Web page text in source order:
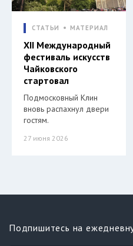
СТАТЬИ МАТЕРИАЛ
XII Международный
фестиваль искусств
Чайковского
стартовал
Подмосковный Клин
вновь распахнул двери
гостям.
27 июня 2026
Подпишитесь на